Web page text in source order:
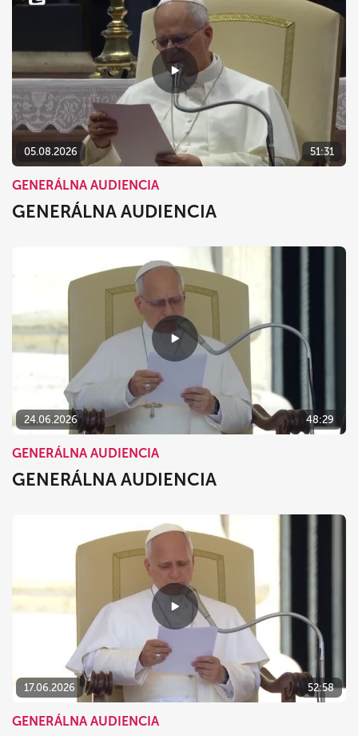
05.08.2026 51:31
GENERÁLNA AUDIENCIA
GENERÁLNA AUDIENCIA
24.06.2026 48:29
GENERÁLNA AUDIENCIA
GENERÁLNA AUDIENCIA
17.06.2026 52:58
GENERÁLNA AUDIENCIA